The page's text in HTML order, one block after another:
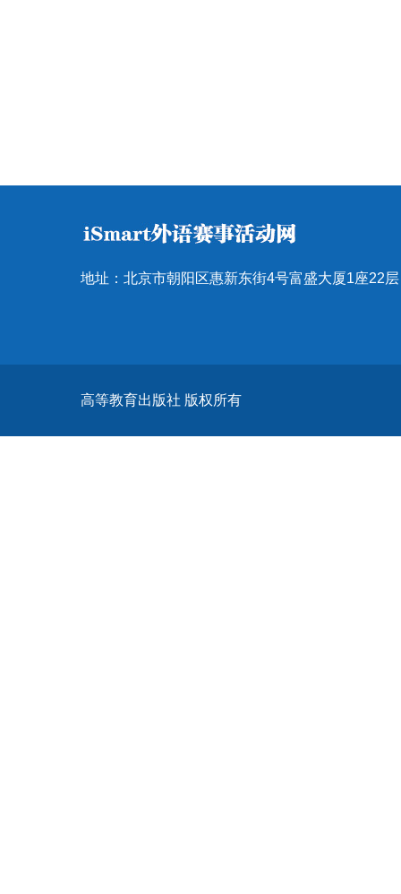
地址：北京市朝阳区惠新东街4号富盛大厦1座22
高等教育出版社 版权所有